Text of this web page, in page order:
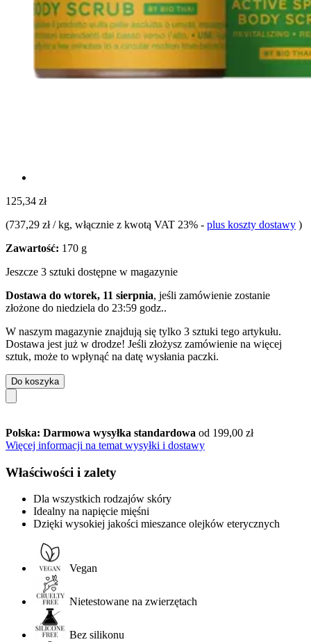
125,34 zł
(737,29 zł / kg, włącznie z kwotą VAT 23% - plus koszty dostawy )
Zawartość: 170 g
Jeszcze 3 sztuki dostępne w magazynie
Dostawa do wtorek, 11 sierpnia, jeśli zamówienie zostanie
złożone do niedziela do 23:59 godz..
W naszym magazynie znajdują się tylko 3 sztuki tego artykułu.
Dostawa jest już w drodze! Jeśli złożysz zamówienie na więcej
sztuk, może to wpłynąć na datę wysłania paczki.
Do koszyka
Polska: Darmowa wysyłka standardowa od 199,00 zł
Więcej informacji na temat wysyłki i dostawy
Właściwości i zalety
Dla wszystkich rodzajów skóry
Idealny na napięcie mięśni
Dzięki wysokiej jakości mieszance olejków eterycznych
Vegan
Nietestowane na zwierzętach
Bez silikonu